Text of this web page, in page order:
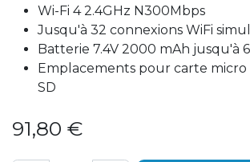
Wi-Fi 4 2.4GHz N300Mbps
Jusqu'à 32 connexions WiFi
Batterie 7.4V 2000 mAh jusqu'à
Emplacements pour carte micro
SD
91,80 €